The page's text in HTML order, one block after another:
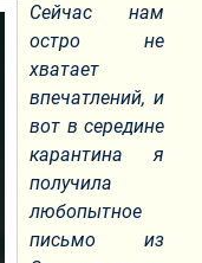
Сейчас нам
остро не
хватает
впечатлений, и
вот в середине
карантина я
получила
любопытное
письмо из